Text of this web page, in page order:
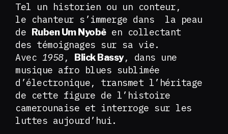
Tel un historien ou un conteur,
le chanteur s’immerge dans la peau
de
Ruben Um Nyobèen collectant
des témoignages sur sa vie.
Avec 1958, Blick Bassy, dans une
musique afro blues sublimée
d’électronique, transmet l’héritage
de cette figure de l’histoire
camerounaise et interroge sur les
luttes aujourd’hui.